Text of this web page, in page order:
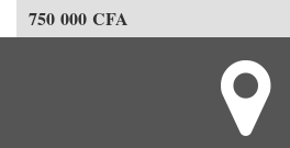
750 000 CFA